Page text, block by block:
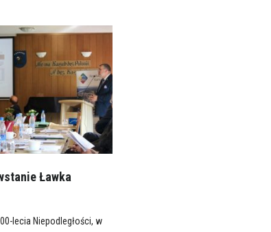
Ławka
lecia Niepodległości, w